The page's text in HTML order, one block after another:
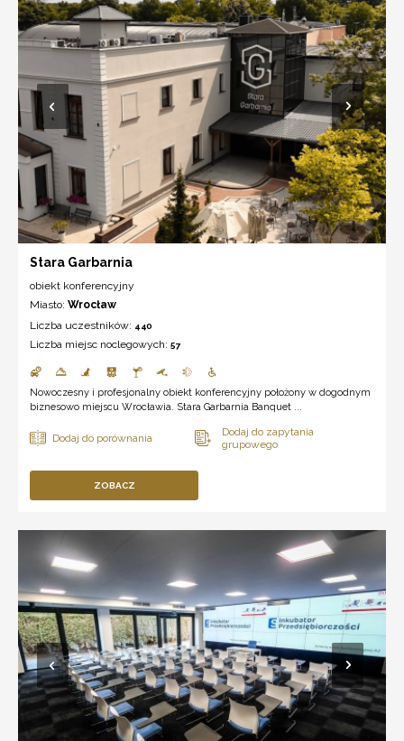
Stara Garbarnia
obiekt konferencyjny
Miasto: Wrocław
Liczba uczestników: 440
Liczba miejsc noclegowych: 57
Nowoczesny i profesjonalny obiekt konferencyjny położony w dogodnym
biznesowo miejscu Wrocławia. Stara Garbarnia Banquet ...
ZOBACZ